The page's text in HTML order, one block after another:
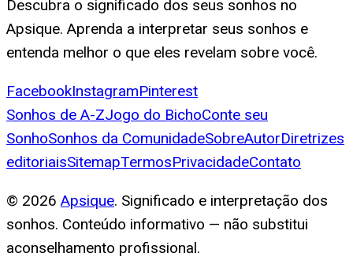
Descubra o significado dos seus sonhos no
Apsique. Aprenda a interpretar seus sonhos e
entenda melhor o que eles revelam sobre você.
FacebookInstagramPinterest
Sonhos de A-ZJogo do BichoConte seu
SonhoSonhos da ComunidadeSobreAutorDiretrizes
editoriaisSitemapTermosPrivacidadeContato
© 2026 Apsique. Significado e interpretação dos
sonhos. Conteúdo informativo — não substitui
aconselhamento profissional.